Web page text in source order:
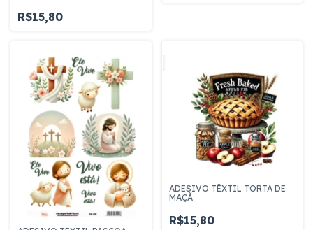
R$15,80
ADESIVO TÊXTIL TORTA DE
MAÇÃ
R$15,80